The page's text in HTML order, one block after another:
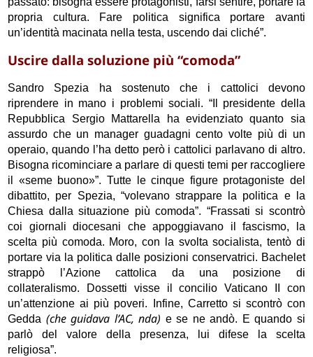
propria cultura. Fare politica significa portare avanti
un’identità macinata nella testa, uscendo dai cliché”.
Uscire dalla soluzione più “comoda”
Sandro Spezia ha sostenuto che i cattolici devono
riprendere in mano i problemi sociali. “Il presidente della
Repubblica Sergio Mattarella ha evidenziato quanto sia
assurdo che un manager guadagni cento volte più di un
operaio, quando l’ha detto però i cattolici parlavano di altro.
Bisogna ricominciare a parlare di questi temi per raccogliere
il «seme buono»”. Tutte le cinque figure protagoniste del
dibattito, per Spezia, “volevano strappare la politica e la
Chiesa dalla situazione più comoda”. “Frassati si scontrò
coi giornali diocesani che appoggiavano il fascismo, la
scelta più comoda. Moro, con la svolta socialista, tentò di
portare via la politica dalle posizioni conservatrici. Bachelet
strappò l’Azione cattolica da una posizione di
collateralismo. Dossetti visse il concilio Vaticano II con
un’attenzione ai più poveri. Infine, Carretto si scontrò con
Gedda (che guidava l’AC, nda) e se ne andò. E quando si
parlò del valore della presenza, lui difese la scelta
religiosa”.